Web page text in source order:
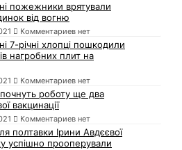
пожежники врятували
від вогню
Комментариев нет
7-річні хлопці пошкодили
нагробних плит на
Комментариев нет
роботу ще два
вакцинації
Комментариев нет
полтавки Ірини Авдєєвої
успішно прооперували